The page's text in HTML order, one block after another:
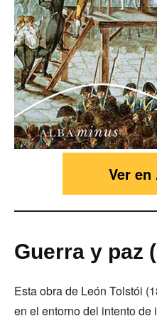
Ver en
Guerra y paz
Esta obra de León Tolstói
en el entorno del intento de